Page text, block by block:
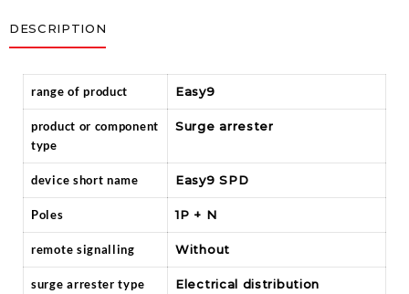
DESCRIPTION
range of product Easy9
product or component
type
Surge arrester
device short name Easy9 SPD
Poles 1P + N
remote signalling Without
surge arrester type
Electrical distribution